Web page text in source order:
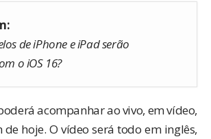
de iPhone e iPad serão
o iOS 16?
acompanhar ao vivo, em vídeo,
hoje. O vídeo será todo em inglês,